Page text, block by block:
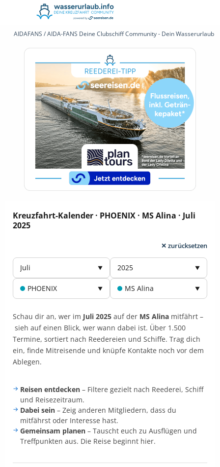
AIDAFANS / AIDA-FANS Deine Clubschiff Community - Dein Wasserurlaub
Kreuzfahrt-Kalender · PHOENIX · MS Alina · Juli
2025
✕ zurücksetzen
Juli ▼ 2025 ▼
PHOENIX ▼ MS Alina ▼
Schau dir an, wer im Juli 2025 auf der MS Alina mitfährt –
sieh auf einen Blick, wer wann dabei ist. Über 1.500
Termine, sortiert nach Reedereien und Schiffe. Trag dich
ein, finde Mitreisende und knüpfe Kontakte noch vor dem
Ablegen.
Reisen entdecken – Filtere gezielt nach Reederei, Schiff
und Reisezeitraum.
Dabei sein – Zeig anderen Mitgliedern, dass du
mitfährst oder Interesse hast.
Gemeinsam planen – Tauscht euch zu Ausflügen und
Treffpunkten aus. Die Reise beginnt hier.